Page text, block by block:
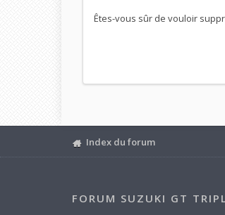
Êtes-vous sûr de vouloir
Index du forum
FORUM SUZUKI GT